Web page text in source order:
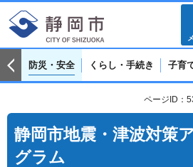
防災・安全 くらし・手続き 子育
ページID：
静岡市地震・津波対策
グラム